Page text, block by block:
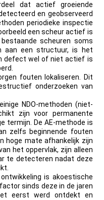
dat actief groeiende
en geobserveerd
periodieke inspectie
een scheur actief is
scheuren soms
aan een structuur, is het
defect wel of niet actief is
fouten lokaliseren. Dit
onderzoeken van
NDO-methoden (niet-
zijn voor permanente
termijn. De AE-methode is
zelfs beginnende fouten
hoge mate afhankelijk zijn
het oppervlak, zijn alleen
te detecteren nadat deze
is akoestische
sinds deze in de jaren
eerst werd ontdekt en